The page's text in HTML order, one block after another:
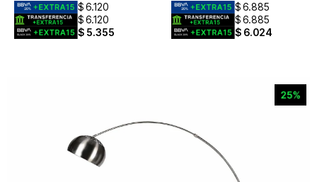
$6.120
$6.120
$ 5.355
$ 6.885
$ 6.885
$ 6.024